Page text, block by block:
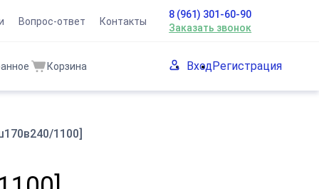
Вопрос-ответ Контакты
8 (961) 301-60-90
Заказать звонок
Корзина ВходРегистрация
1100]